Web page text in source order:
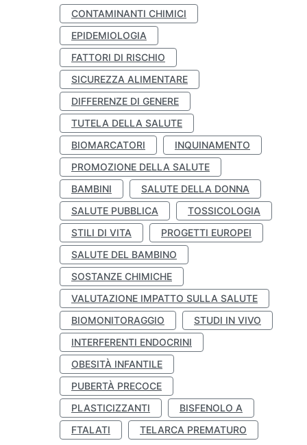
CONTAMINANTI CHIMICI
EPIDEMIOLOGIA
FATTORI DI RISCHIO
SICUREZZA ALIMENTARE
DIFFERENZE DI GENERE
TUTELA DELLA SALUTE
BIOMARCATORI
INQUINAMENTO
PROMOZIONE DELLA SALUTE
BAMBINI
SALUTE DELLA DONNA
SALUTE PUBBLICA
TOSSICOLOGIA
STILI DI VITA
PROGETTI EUROPEI
SALUTE DEL BAMBINO
SOSTANZE CHIMICHE
VALUTAZIONE IMPATTO SULLA SALUTE
BIOMONITORAGGIO
STUDI IN VIVO
INTERFERENTI ENDOCRINI
OBESITÀ INFANTILE
PUBERTÀ PRECOCE
PLASTICIZZANTI
BISFENOLO A
FTALATI
TELARCA PREMATURO